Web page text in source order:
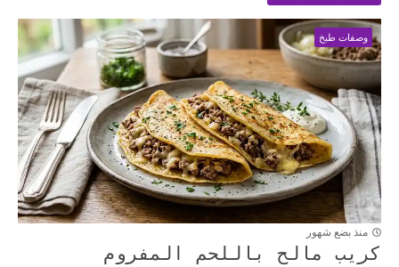
وصفات طبخ
منذ بضع شهور
كريب مالح باللحم المفروم